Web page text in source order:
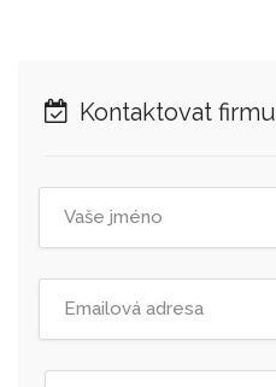
Kontaktovat firmu